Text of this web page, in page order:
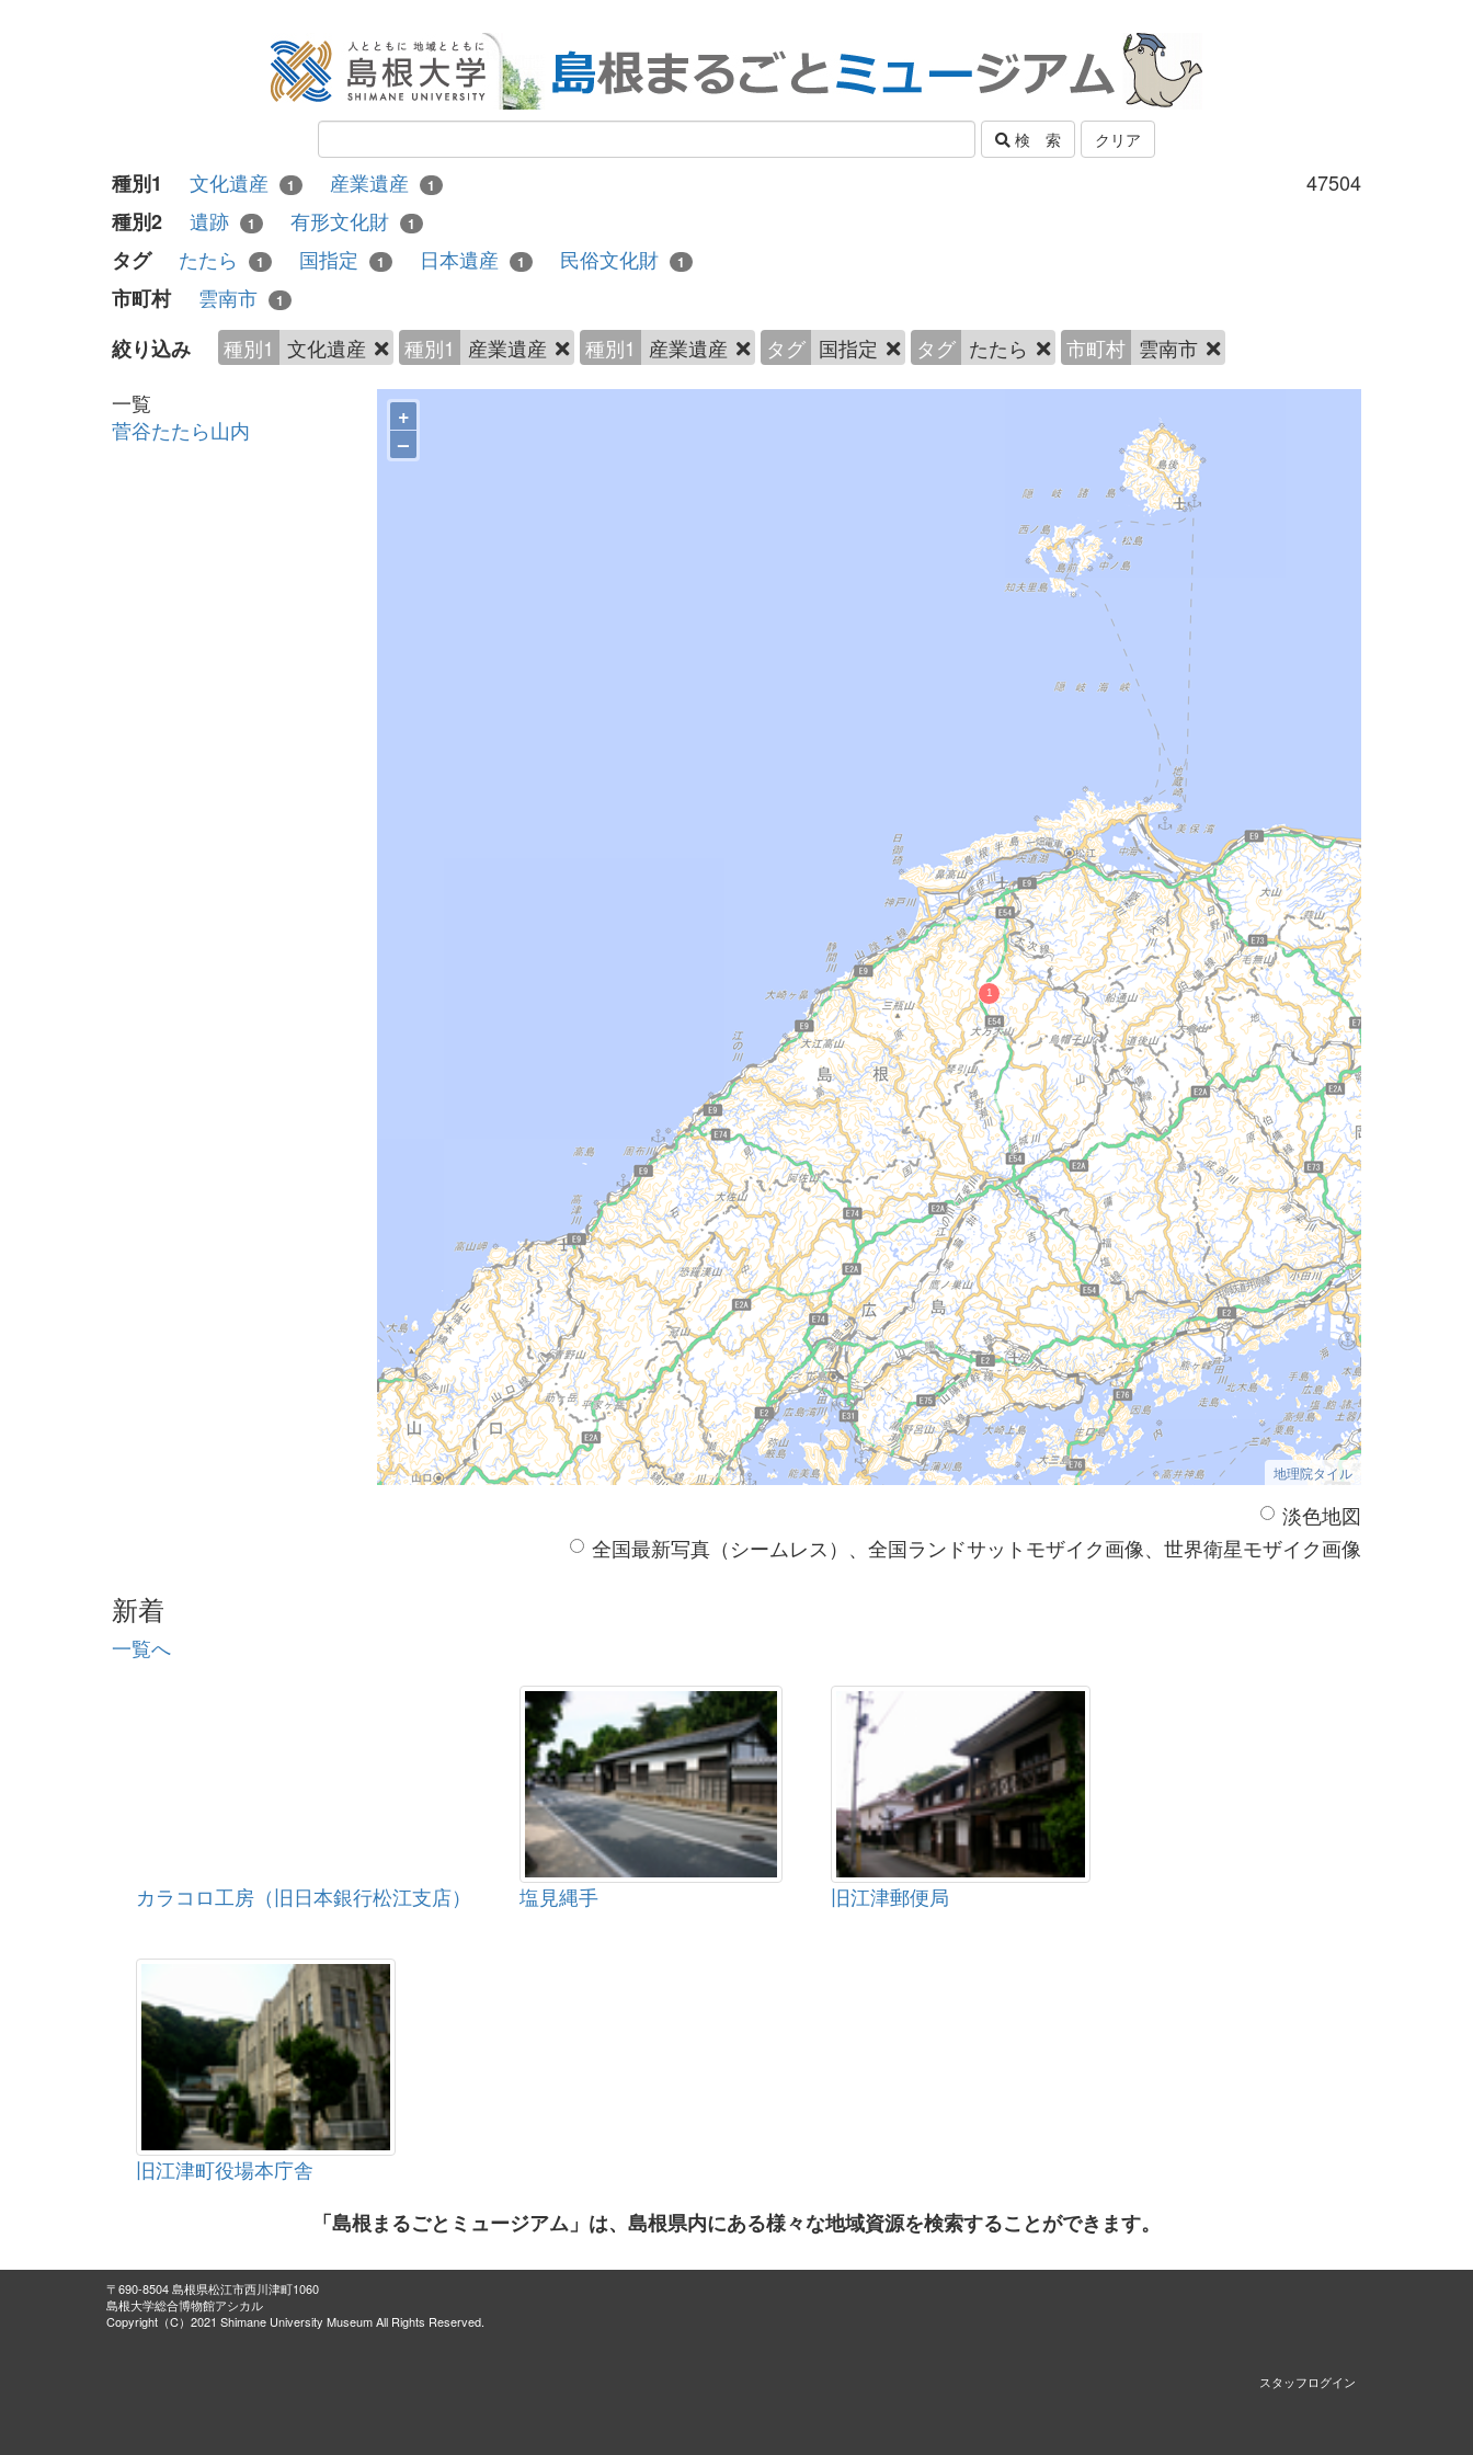
検 索 クリア
47504
種別1 文化遺産 1 産業遺産 1
種別2 遺跡 1 有形文化財 1
タグ たたら 1 国指定 1 日本遺産 1 民俗文化財 1
市町村 雲南市 1
絞り込み 種別1 文化遺産 種別1 産業遺産 種別1 産業遺産 タグ 国指定 タグ たたら 市町村 雲南市
一覧
菅谷たたら山内
+
–
地理院タイル
淡色地図
全国最新写真（シームレス）、全国ランドサットモザイク画像、世界衛星モザイク画像
新着
一覧へ
カラコロ工房（旧日本銀行松江支店） 塩見縄手 旧江津郵便局
旧江津町役場本庁舎
「島根まるごとミュージアム」は、島根県内にある様々な地域資源を検索することができます。
〒690-8504 島根県松江市西川津町1060
島根大学総合博物館アシカル
Copyright（C）2021 Shimane University Museum All Rights Reserved.
スタッフログイン